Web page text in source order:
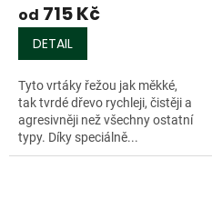
od 715 Kč
DETAIL
Tyto vrtáky řežou jak měkké,
tak tvrdé dřevo rychleji, čistěji a
agresivněji než všechny ostatní
typy. Díky speciálně...